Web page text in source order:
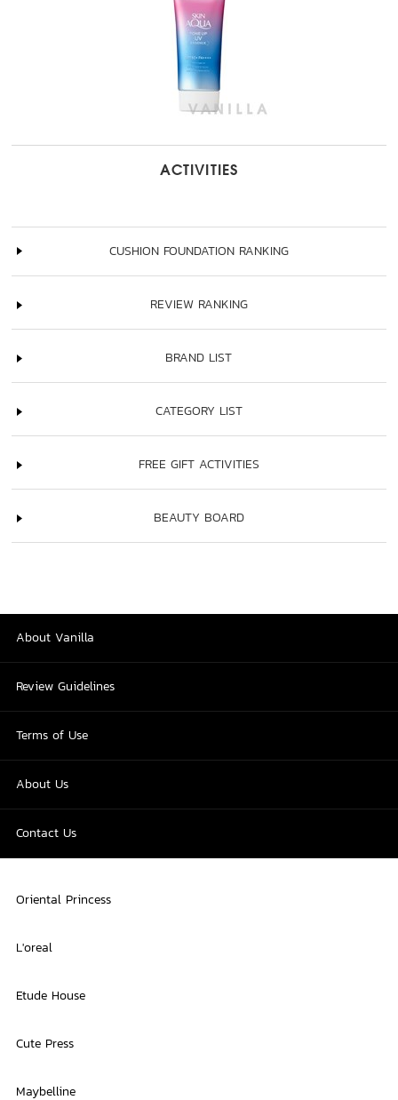
ACTIVITIES
CUSHION FOUNDATION RANKING
REVIEW RANKING
BRAND LIST
CATEGORY LIST
FREE GIFT ACTIVITIES
BEAUTY BOARD
About Vanilla
Review Guidelines
Terms of Use
About Us
Contact Us
Oriental Princess
L'oreal
Etude House
Cute Press
Maybelline